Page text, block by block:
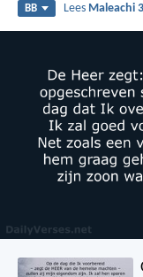
BB Lees Maleachi 3